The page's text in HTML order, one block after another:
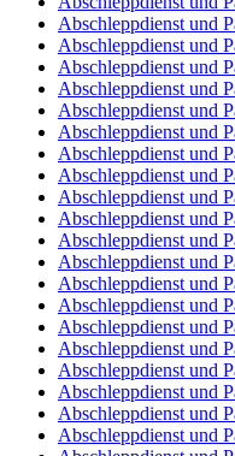
Abschleppdienst und
Abschleppdienst und
Abschleppdienst und
Abschleppdienst und
Abschleppdienst und
Abschleppdienst und
Abschleppdienst und
Abschleppdienst und
Abschleppdienst und
Abschleppdienst und
Abschleppdienst und
Abschleppdienst und
Abschleppdienst und
Abschleppdienst und
Abschleppdienst und
Abschleppdienst und
Abschleppdienst und
Abschleppdienst und
Abschleppdienst und
Abschleppdienst und